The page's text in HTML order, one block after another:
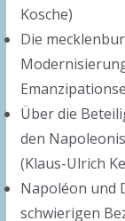
Kosche)
Die
Über die
den
(Klaus-Ulrich
Napoléon und
schwierigen